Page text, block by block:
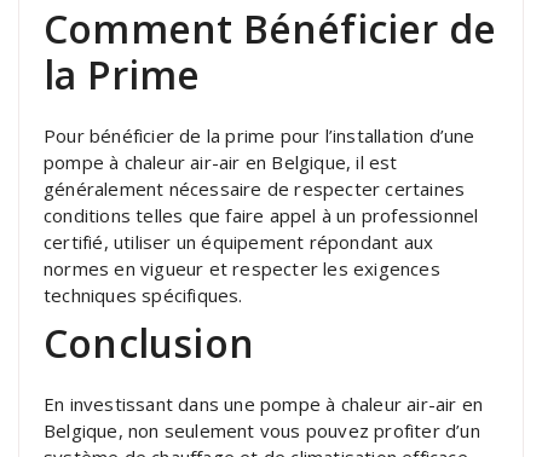
Comment Bénéficier de
la Prime
Pour bénéficier de la prime pour l’installation d’une
pompe à chaleur air-air en Belgique, il est
généralement nécessaire de respecter certaines
conditions telles que faire appel à un professionnel
certifié, utiliser un équipement répondant aux
normes en vigueur et respecter les exigences
techniques spécifiques.
Conclusion
En investissant dans une pompe à chaleur air-air en
Belgique, non seulement vous pouvez profiter d’un